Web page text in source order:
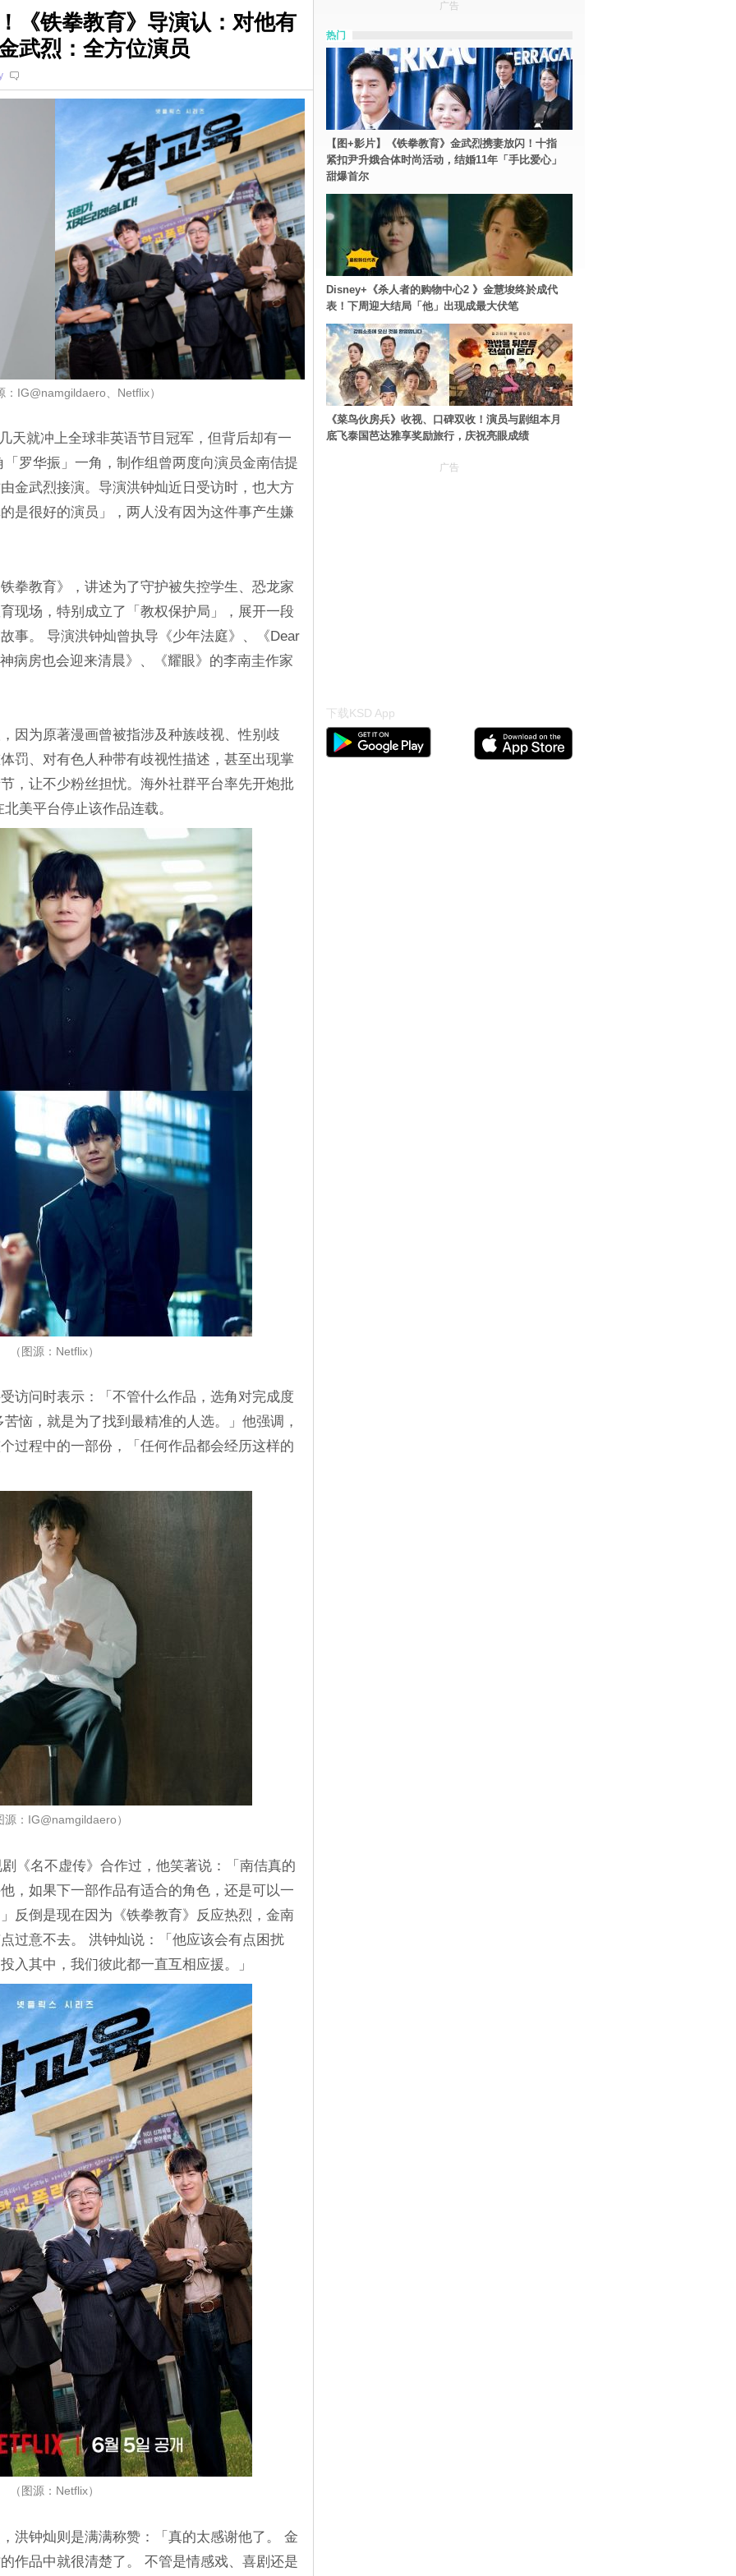
《铁拳教育》导演认：对他有
武烈：全方位演员
：IG@namgildaero、Netflix）
天就冲上全球非英语节目冠军，但背后却有一
罗华振」一角，制作组曾两度向演员金南佶提
金武烈接演。导演洪钟灿近日受访时，也大方
是很好的演员」，两人没有因为这件事产生嫌
拳教育》，讲述为了守护被失控学生、恐龙家
现场，特别成立了「教权保护局」，展开一段
事。 导演洪钟灿曾执导《少年法庭》、《Dear
病房也会迎来清晨》、《耀眼》的李南圭作家
因为原著漫画曾被指涉及种族歧视、性别歧
罚、对有色人种带有歧视性描述，甚至出现掌
，让不少粉丝担忧。海外社群平台率先开炮批
美平台停止该作品连载。
（图源：Netflix）
访问时表示：「不管什么作品，选角对完成度
恼，就是为了找到最精准的人选。」他强调，
过程中的一部份，「任何作品都会经历这样的
源：IG@namgildaero）
《名不虚传》合作过，他笑著说：「南佶真的
，如果下一部作品有适合的角色，还是可以一
反倒是现在因为《铁拳教育》反应热烈，金南
过意不去。 洪钟灿说：「他应该会有点困扰
入其中，我们彼此都一直互相应援。」
（图源：Netflix）
洪钟灿则是满满称赞：「真的太感谢他了。 金
作品中就很清楚了。 不管是情感戏、喜剧还是
广告
热门
【图+影片】《铁拳教育》金武烈携妻放闪！十指
紧扣尹升娥合体时尚活动，结婚11年「手比爱心」
甜爆首尔
Disney+《杀人者的购物中心2 》金慧埈终於成代
表！下周迎大结局「他」出现成最大伏笔
《菜鸟伙房兵》收视、口碑双收！演员与剧组本月
底飞泰国芭达雅享奖励旅行，庆祝亮眼成绩
广告
下载KSD App